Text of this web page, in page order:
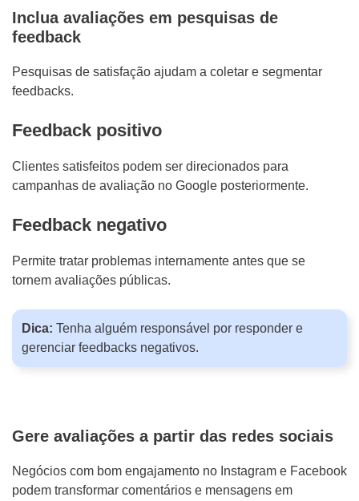
Inclua avaliações em pesquisas de
feedback
Pesquisas de satisfação ajudam a coletar e segmentar
feedbacks.
Feedback positivo
Clientes satisfeitos podem ser direcionados para
campanhas de avaliação no Google posteriormente.
Feedback negativo
Permite tratar problemas internamente antes que se
tornem avaliações públicas.
Dica: Tenha alguém responsável por responder e
gerenciar feedbacks negativos.
Gere avaliações a partir das redes sociais
Negócios com bom engajamento no Instagram e Facebook
podem transformar comentários e mensagens em